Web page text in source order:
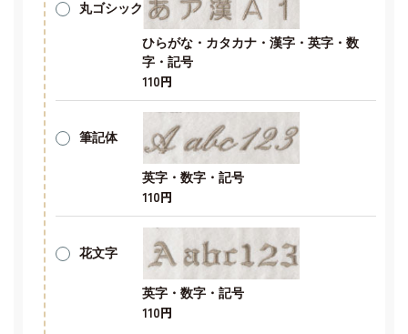
丸ゴシック
ひらがな・カタカナ・漢字・英字・数
字・記号
110円
筆記体
英字・数字・記号
110円
花文字
英字・数字・記号
110円